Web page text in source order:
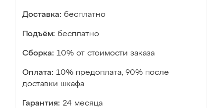
Доставка: бесплатно
Подъём: бесплатно
Сборка: 10% от стоимости заказа
Оплата: 10% предоплата, 90% после
доставки шкафа
Гарантия: 24 месяца